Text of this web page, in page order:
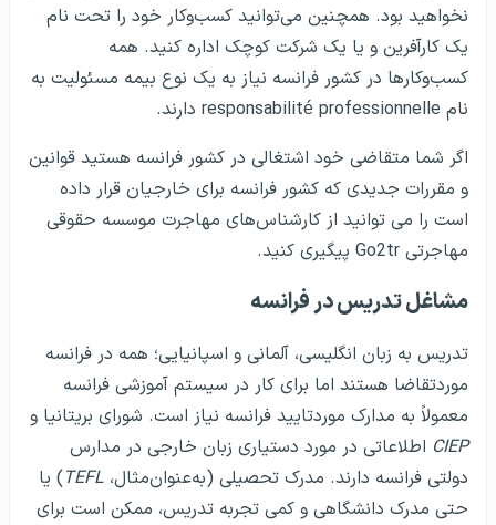
نخواهید بود. همچنین می‌توانید کسب‌وکار خود را تحت نام
یک کارآفرین و یا یک شرکت کوچک اداره کنید. همه
کسب‌وکارها در کشور فرانسه نیاز به یک نوع بیمه مسئولیت به
نام responsabilité professionnelle دارند.
اگر شما متقاضی خود اشتغالی در کشور فرانسه هستید قوانین
و مقررات جدیدی که کشور فرانسه برای خارجیان قرار داده
است را می توانید از کارشناس‌های مهاجرت موسسه حقوقی
مهاجرتی Go2tr پیگیری کنید.
مشاغل تدریس در فرانسه
تدریس به زبان انگلیسی، آلمانی و اسپانیایی؛ همه در فرانسه
موردتقاضا هستند اما برای کار در سیستم آموزشی فرانسه
معمولاً به مدارک موردتایید فرانسه نیاز است. شورای بریتانیا و
CIEP اطلاعاتی در مورد دستیاری زبان خارجی در مدارس
دولتی فرانسه دارند. مدرک تحصیلی (به‌عنوان‌مثال، TEFL) یا
حتی مدرک دانشگاهی و کمی تجربه تدریس، ممکن است برای